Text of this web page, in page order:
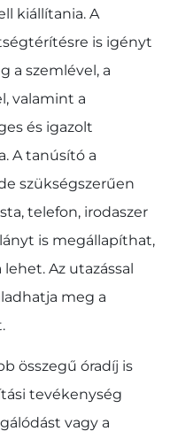
kiállítania. A
is igényt
a szemlével, a
valamint a
és igazolt
A tanúsító a
szükségszerűen
telefon, irodaszer
is megállapíthat,
Az utazással
meg a
összegű óradíj is
tevékenység
vagy a